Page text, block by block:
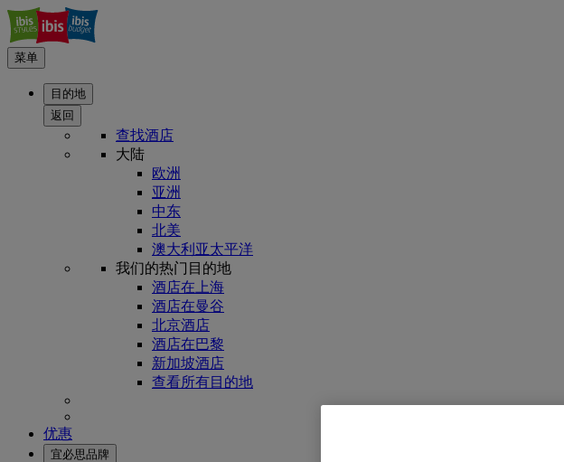
菜单
目的地
返回
查找酒店
大陆
欧洲
亚洲
中东
北美
澳大利亚太平洋
我们的热门目的地
酒店在上海
酒店在曼谷
北京酒店
酒店在巴黎
新加坡酒店
查看所有目的地
优惠
宜必思品牌